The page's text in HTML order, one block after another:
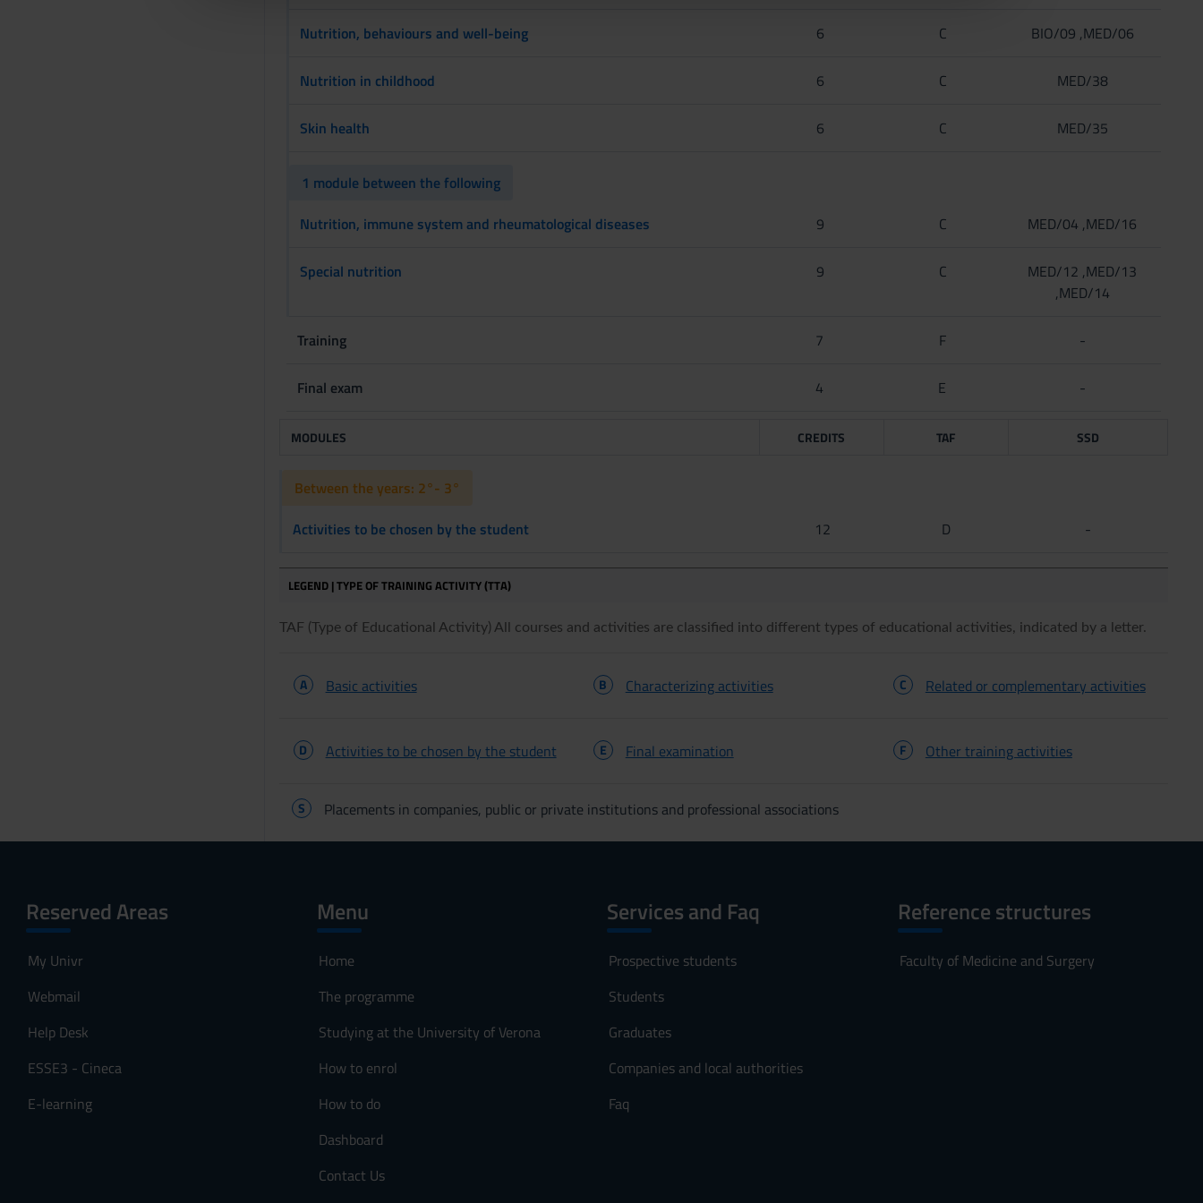
Nutrition, behaviours and well-being 6 C BIO/09 ,MED/06
Nutrition in childhood 6 C MED/38
Skin health 6 C MED/35
1 module between the following
Nutrition, immune system and rheumatological diseases
9 C MED/04 ,MED/16
Special nutrition 9 C
MED/12 ,MED/13
,MED/14
Training 7 F -
Final exam 4 E -
MODULES CREDITS TAF SSD
Between the years: 2°- 3°
Activities to be chosen by the student
12 D -
LEGEND | TYPE OF TRAINING ACTIVITY (TTA)
TAF (Type of Educational Activity) All courses and activities are classified into different types of educational activities, indicated by a letter.
A Basic activities B Characterizing activities C Related or complementary activities
D Activities to be chosen by the student E Final examination F Other training activities
S Placements in companies, public or private institutions and professional associations
Reserved Areas
My Univr
Webmail
Help Desk
ESSE3 - Cineca
E-learning
Menu
Home
The programme
Studying at the University of Verona
How to enrol
How to do
Dashboard
Contact Us
Services and Faq
Prospective students
Students
Graduates
Companies and local authorities
Faq
Reference structures
Faculty of Medicine and Surgery